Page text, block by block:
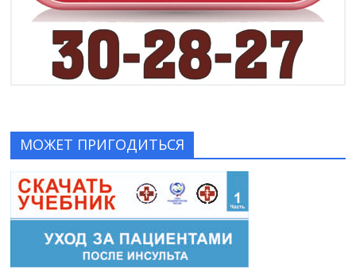
МОЖЕТ ПРИГОДИТЬСЯ